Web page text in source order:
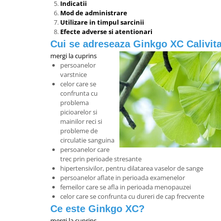
Indicatii
Mod de administrare
Utilizare in timpul sarcinii
Efecte adverse si atentionari
Cui se adreseaza Ginkgo XC
mergi la cuprins
persoanelor
varstnice
celor care se
confrunta cu
problema
picioarelor si
mainilor reci si
probleme de
circulatie sanguina
persoanelor care
trec prin perioade stresante
hipertensivilor, pentru dilatarea vaselor de sange
persoanelor aflate in perioada examenelor
femeilor care se afla in perioada menopauzei
celor care se confrunta cu dureri de cap frecvente
Ce este Ginkgo XC?